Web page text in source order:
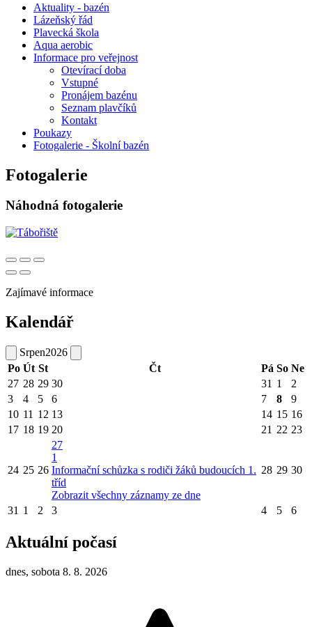
Aktuality - bazén
Lázeňský řád
Plavecká škola
Aqua aerobic
Informace pro veřejnost
Otevírací doba
Vstupné
Pronájem bazénu
Seznam plavčíků
Kontakt
Poukazy
Fotogalerie - Školní bazén
Fotogalerie
Náhodná fotogalerie
Zajímavé informace
Kalendář
Srpen2026
Po Út St Čt Pá So Ne
27 28 29 30 31 1
2
3
4 5 6 7 8
9
10 11 12 13 14 15 16
17 18 19 20 21 22 23
24 25 26
27
1
Informační schůzka s rodiči žáků budoucích 1.
tříd
Zobrazit všechny záznamy ze dne
28 29 30
31 1 2 3 4 5 6
Aktuální počasí
dnes, sobota 8. 8. 2026